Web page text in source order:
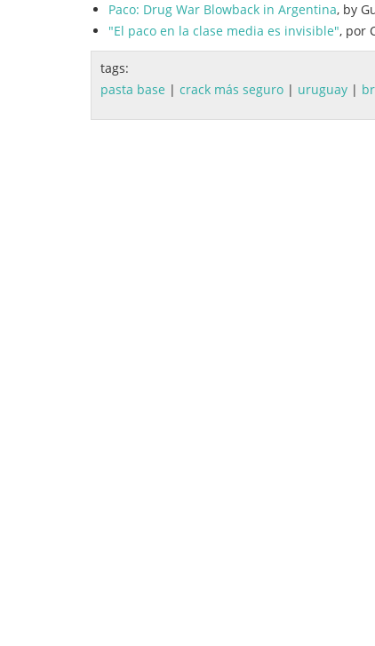
Paco: Drug War Blowback in Argentina, by
"El paco en la clase media es invisible", por
tags:
pasta base | crack más seguro | uruguay |